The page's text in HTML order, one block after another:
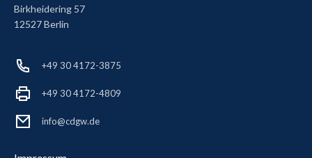
Birkheidering 57
12527 Berlin
+49 30 4172-3875
+49 30 4172-4809
info@cdgw.de